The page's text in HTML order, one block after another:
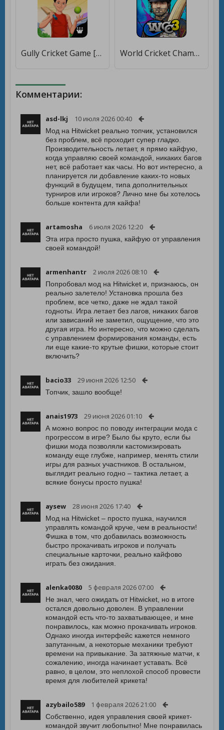
Gully Cricket Game [Много монет] World Cricket Championship 3 [Много монет]
Комментарии:
asd-lkj 10 июля 2026 00:40
Мод на Hitwicket реально топчик, установился
без проблем, всё проходит супер гладко.
Производительность летает, я прямо кайфую,
когда управляю своей командой, никаких багов
нет, всё работает как часы. Но вот интересно, а
планируется ли добавление каких-то новых
функций в будущем, типа дополнительных
турниров или игроков? Лично мне бы хотелось
больше контента для кайфа!
artamosha 6 июля 2026 12:20
Эта игра просто пушка, кайфую от управления
своей командой!
armenhantr 2 июля 2026 08:10
Попробовал мод на Hitwicket и, признаюсь, он
реально залетело! Установка прошла без
проблем, все четко, даже не ждал такой
годноты. Игра летает без лагов, никаких багов
или зависаний не заметил, ощущение, что это
другая игра. Но интересно, что можно сделать
с управлением формирования команды, есть
ли еще какие-то крутые фишки, которые стоит
включить?
bacio33 29 июня 2026 12:50
Топчик, зашло вообще!
anais1973 29 июня 2026 01:10
А можно вопрос по поводу интеграции мода с
прогрессом в игре? Было бы круто, если бы
фишки мода позволяли кастомизировать
команду еще глубже, например, менять стили
игры для разных участников. В остальном,
выглядит реально годно – тактика летает, а
всякие бонусы просто пушка!
aysew 28 июня 2026 17:40
Мод на Hitwicket – просто пушка, научился
управлять командой круче, чем в реальности!
Фишка в том, что добавилась возможность
быстро прокачивать игроков и получать
специальные карточки, реально кайфово
играть без ожидания.
alenka0080 5 февраля 2026 07:00
Не знал, чего ожидать от Hitwicket, но в итоге
остался довольно доволен. В управлении
командой есть что-то захватывающее, и мне
понравилось, как можно прокачивать игроков.
Однако иногда интерфейс кажется немного
запутанным, а некоторые механики требуют
времени на привыкание. За затяжные матчи, к
сожалению, иногда начинает уставать. Всё
равно, в целом, это неплохой способ провести
время для любителей крикета!
azybailo589 1 февраля 2026 21:00
Собственно, идея управления своей крикет-
командой звучит любопытно! Мне понравилась